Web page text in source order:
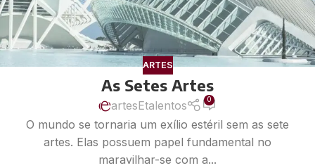
ARTES
As Setes Artes
artesEtalentos 0
O mundo se tornaria um exílio estéril sem as sete
artes. Elas possuem papel fundamental no
maravilhar-se com a...